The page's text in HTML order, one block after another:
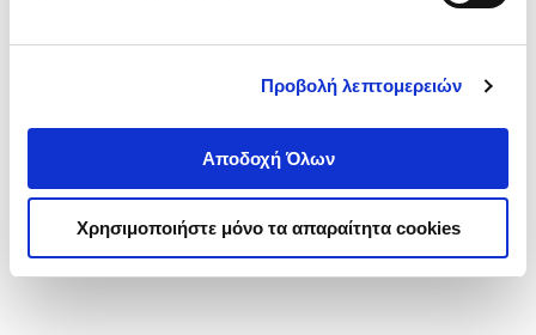
Προβολή λεπτομερειών
Αποδοχή Όλων
Χρησιμοποιήστε μόνο τα απαραίτητα cookies